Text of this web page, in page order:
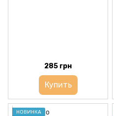
285 грн
Купить
НОВИНКА